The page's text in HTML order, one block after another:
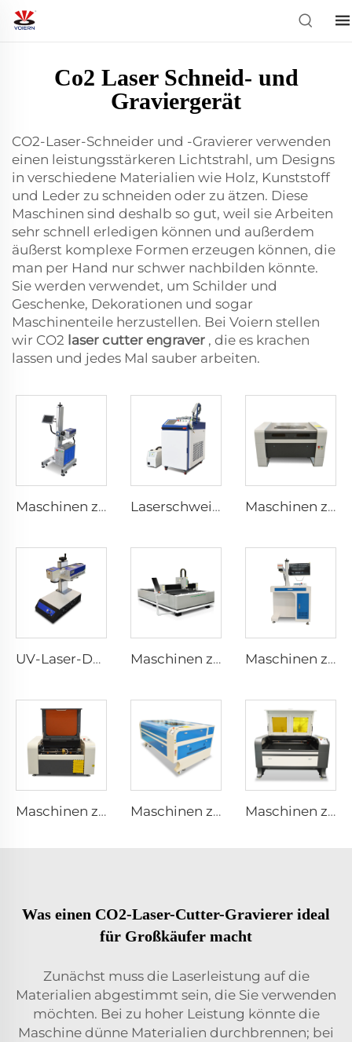
Co2 Laser Schneid- und
Graviergerät
CO2-Laser-Schneider und -Gravierer verwenden
einen leistungsstärkeren Lichtstrahl, um Designs
in verschiedene Materialien wie Holz, Kunststoff
und Leder zu schneiden oder zu ätzen. Diese
Maschinen sind deshalb so gut, weil sie Arbeiten
sehr schnell erledigen können und außerdem
äußerst komplexe Formen erzeugen können, die
man per Hand nur schwer nachbilden könnte.
Sie werden verwendet, um Schilder und
Geschenke, Dekorationen und sogar
Maschinenteile herzustellen. Bei Voiern stellen
wir CO2 laser cutter engraver , die es krachen
lassen und jedes Mal sauber arbeiten.
Maschinen zur Bezeichnung mit Laser Laserschweißmaschine Maschinen zum Lasergravurieren und Schneiden 9060
UV-Laser-Desktopmarkierungsmaschine Maschinen zum Schneiden von Faserlasern 1530 Maschinen zur Lasermarkierung
Maschinen zum Lasergravurieren und Schneiden 4040 Maschinen zum Lasergravurieren und Schneiden 1610 Maschinen zum Lasergravurieren und Schneiden 1390
Was einen CO2-Laser-Cutter-Gravierer ideal
für Großkäufer macht
Zunächst muss die Laserleistung auf die
Materialien abgestimmt sein, die Sie verwenden
möchten. Bei zu hoher Leistung könnte die
Maschine dünne Materialien durchbrennen; bei